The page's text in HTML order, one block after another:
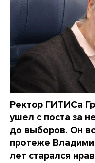
Ректор ГИТИСа
ушел с поста за
до выборов. Он
протеже
лет старался